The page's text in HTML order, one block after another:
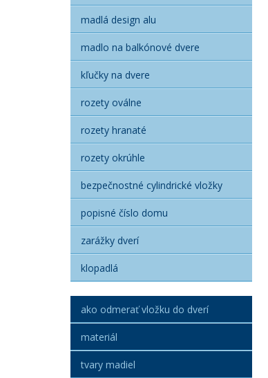
madlá design alu
madlo na balkónové dvere
kľučky na dvere
rozety oválne
rozety hranaté
rozety okrúhle
bezpečnostné cylindrické vložky
popisné číslo domu
zarážky dverí
klopadlá
ako odmerať vložku do dverí
materiál
tvary madiel